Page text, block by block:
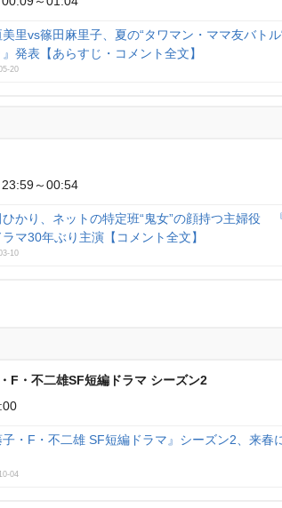
美里vs篠田麻里子、夏の“タワマン・ママ友バト
』発表【あらすじ・コメント全文】
20
～00:54
ひかり、ネットの特定班“鬼女”の顔持つ主婦役
ラマ30年ぶり主演【コメント全文】
10
F・不二雄SF短編ドラマ シーズン2
子・F・不二雄 SF短編ドラマ』シーズン2、来
04